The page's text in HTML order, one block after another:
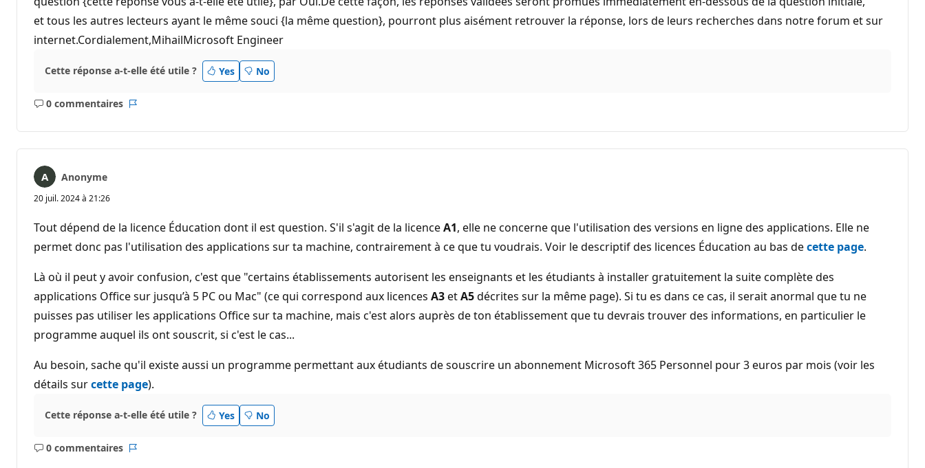
et tous les autres lecteurs ayant le même souci {la même question}, pourront plus aisément retrouver la réponse, lors de leurs recherches dans notre forum et sur
internet.Cordialement,MihailMicrosoft Engineer
Cette réponse a-t-elle été utile ? Yes No
0 commentaires
Aucun
Anonyme
20 juil. 2024 à 21:26
Tout dépend de la licence Éducation dont il est question. S'il s'agit de la licenceA1, elle ne concerne que l'utilisation des versions en ligne des applications. Elle ne
permet donc pas l'utilisation des applications sur ta machine, contrairement à ce que tu voudrais. Voir le descriptif des licences Éducation au bas decette page.
Là où il peut y avoir confusion, c'est que "certains établissements autorisent les enseignants et les étudiants à installer gratuitement la suite complète des
applications Office sur jusqu’à 5 PC ou Mac" (ce qui correspond aux licences A3etA5décrites sur la même page). Si tu es dans ce cas, il serait anormal que tu ne
puisses pas utiliser les applications Office sur ta machine, mais c'est alors auprès de ton établissement que tu devrais trouver des informations, en particulier le
programme auquel ils ont souscrit, si c'est le cas...
Au besoin, sache qu'il existe aussi un programme permettant aux étudiants de souscrire un abonnement Microsoft 365 Personnel pour 3 euros par mois (voir les
détails surcette page).
Cette réponse a-t-elle été utile ? Yes No
0 commentaires
Aucun